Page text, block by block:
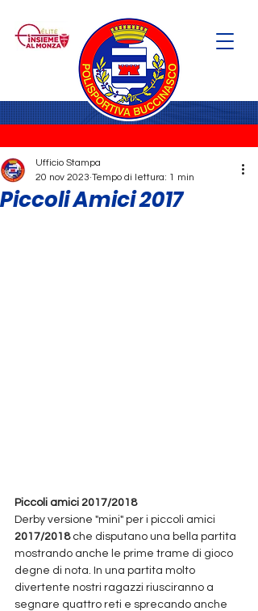
Piccoli Amici 2017
Ufficio Stampa
20 nov 2023 Tempo di lettura: 1 min
Piccoli amici 2017/2018
Derby versione "mini" per i piccoli amici
2017/2018 che disputano una bella partita
mostrando anche le prime trame di gioco
degne di nota. In una partita molto
divertente nostri ragazzi riusciranno a
segnare quattro reti e sprecando anche